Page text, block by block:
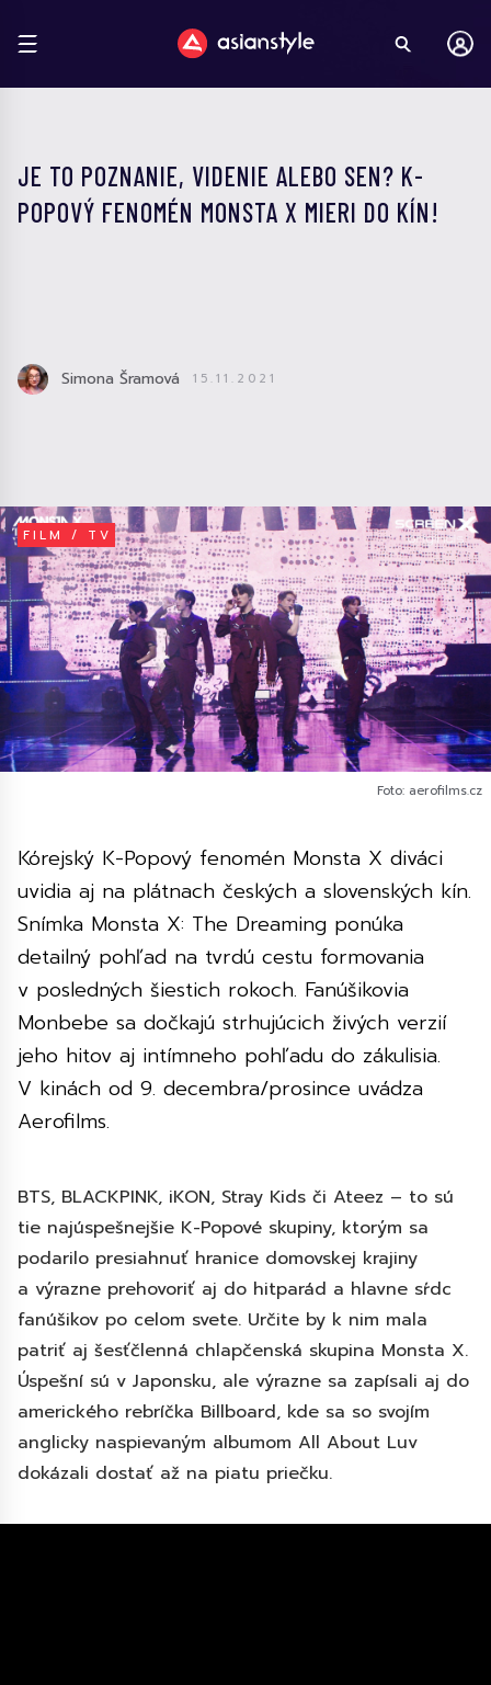
JE TO POZNANIE, VIDENIE ALEBO SEN? K-
POPOVÝ FENOMÉN MONSTA X MIERI DO KÍN!
Simona Šramová 15.11.2021
FILM / TV
Foto: aerofilms.cz
Kórejský K-Popový fenomén Monsta X diváci
uvidia aj na plátnach českých a slovenských kín.
Snímka Monsta X: The Dreaming ponúka
detailný pohľad na tvrdú cestu formovania
v posledných šiestich rokoch. Fanúšikovia
Monbebe sa dočkajú strhujúcich živých verzií
jeho hitov aj intímneho pohľadu do zákulisia.
V kinách od 9. decembra/prosince uvádza
Aerofilms.
BTS, BLACKPINK, iKON, Stray Kids či Ateez – to sú
tie najúspešnejšie K-Popové skupiny, ktorým sa
podarilo presiahnuť hranice domovskej krajiny
a výrazne prehovoriť aj do hitparád a hlavne sŕdc
fanúšikov po celom svete. Určite by k nim mala
patriť aj šesťčlenná chlapčenská skupina Monsta X.
Úspešní sú v Japonsku, ale výrazne sa zapísali aj do
amerického rebríčka Billboard, kde sa so svojím
anglicky naspievaným albumom All About Luv
dokázali dostať až na piatu priečku.